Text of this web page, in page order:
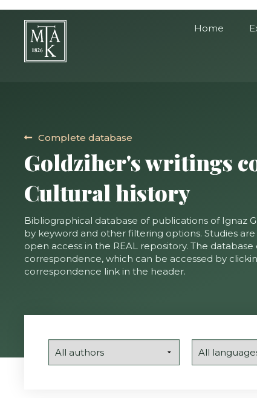
Home
Complete database
Goldziher's writings
Cultural history
Bibliographical database of publications of Ignaz
by keyword and other filtering options. Studies
open access in the REAL repository. The
correspondence, which can be accessed by
correspondence link in the header.